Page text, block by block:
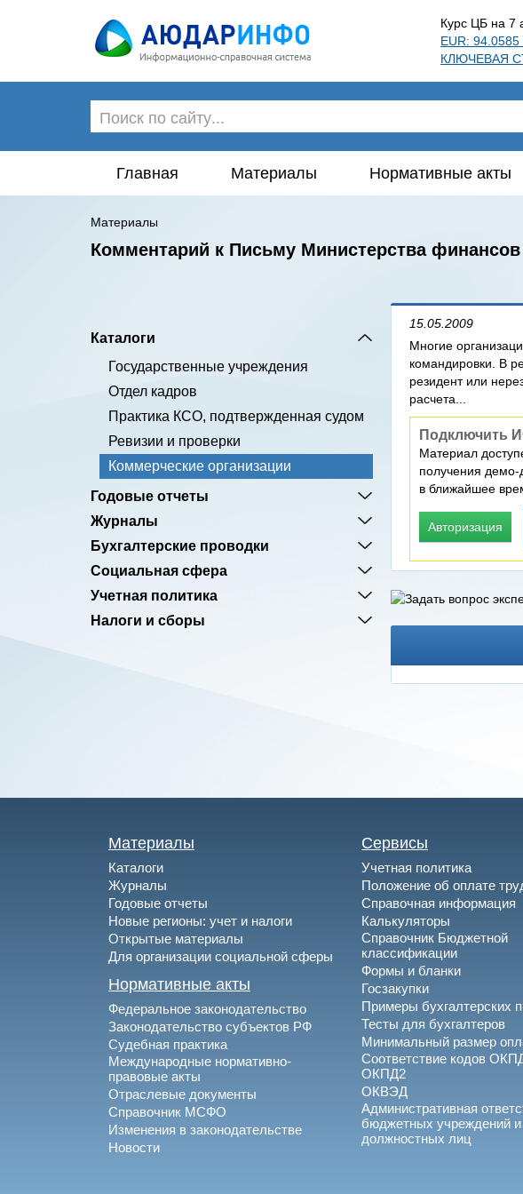
Курс ЦБ на 7
EUR:
КЛЮЧЕВАЯ
Главная Материалы Нормативные акты
Материалы
Комментарий к Письму Министерства
Каталоги
Государственные учреждения
Отдел кадров
Практика КСО, подтвержденная судом
Ревизии и проверки
Коммерческие организации
Годовые отчеты
Журналы
Бухгалтерские проводки
Социальная сфера
Учетная политика
Налоги и сборы
15.05.2009
Многие
командировки. В
резидент или
расчета...
Подключить
Материал
получения
в ближайшее
Авторизация
Материалы
Каталоги
Журналы
Годовые отчеты
Новые регионы: учет и налоги
Открытые материалы
Для организации социальной сферы
Нормативные акты
Федеральное законодательство
Законодательство субъектов РФ
Судебная практика
Международные нормативно-
правовые акты
Отраслевые документы
Справочник МСФО
Изменения в законодательстве
Новости
Сервисы
Учетная политика
Положение об оплате
Справочная информация
Калькуляторы
Справочник Бюджетной
классификации
Формы и бланки
Госзакупки
Примеры бухгалтерских
Тесты для бухгалтеров
Минимальный размер
Соответствие кодов
ОКПД2
ОКВЭД
Административная
бюджетных учреждений и
должностных лиц